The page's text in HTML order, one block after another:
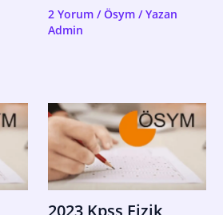
2 Yorum /Ösym / Yazan
Admin